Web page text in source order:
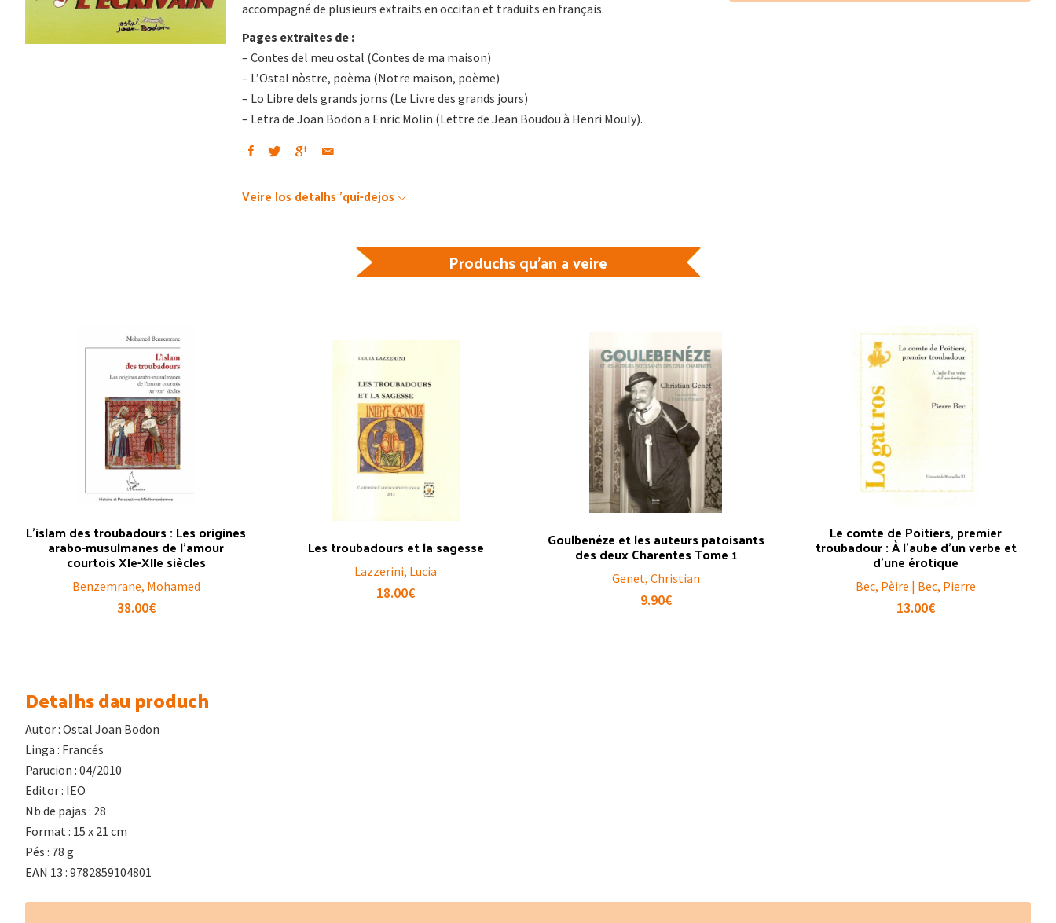
accompagné de plusieurs extraits en occitan et traduits en français.
Pages extraites de :
– Contes del meu ostal (Contes de ma maison)
– L’Ostal nòstre, poèma (Notre maison, poème)
– Lo Libre dels grands jorns (Le Livre des grands jours)
– Letra de Joan Bodon a Enric Molin (Lettre de Jean Boudou à Henri Mouly).
Veire los detalhs 'quí-dejos
Produchs qu'an a veire
L’islam des troubadours : Les origines
arabo-musulmanes de l’amour
courtois XIe-XIIe siècles
Benzemrane, Mohamed
38.00€
Les troubadours et la sagesse
Lazzerini, Lucia
18.00€
Goulbenéze et les auteurs patoisants
des deux Charentes Tome 1
Genet, Christian
9.90€
Le comte de Poitiers, premier
troubadour : À l’aube d’un verbe et
d’une érotique
Bec, Pèire | Bec, Pierre
13.00€
Detalhs dau produch
Autor : Ostal Joan Bodon
Linga : Francés
Parucion : 04/2010
Editor : IEO
Nb de pajas : 28
Format : 15 x 21 cm
Pés : 78 g
EAN 13 : 9782859104801